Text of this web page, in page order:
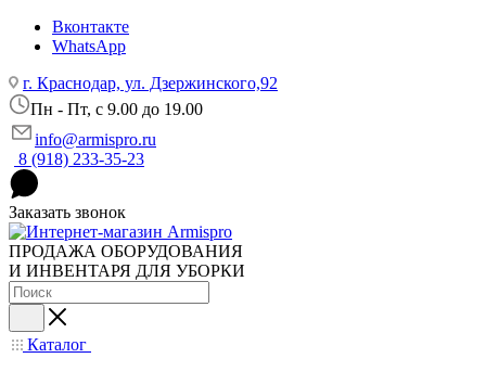
Вконтакте
WhatsApp
г. Краснодар, ул. Дзержинского,92
Пн - Пт, c 9.00 до 19.00
info@armispro.ru
8 (918) 233-35-23
Заказать звонок
ПРОДАЖА ОБОРУДОВАНИЯ
И ИНВЕНТАРЯ ДЛЯ УБОРКИ
Каталог